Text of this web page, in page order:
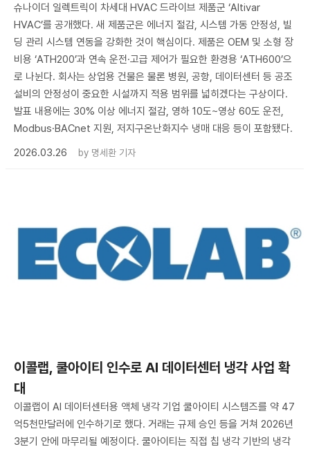
슈나이더 일렉트릭이 차세대 HVAC 드라이브 제품군 ‘Altivar
HVAC’를 공개했다. 새 제품군은 에너지 절감, 시스템 가동 안정성, 빌
딩 관리 시스템 연동을 강화한 것이 핵심이다. 제품은 OEM 및 소형 장
비용 ‘ATH200’과 연속 운전·고급 제어가 필요한 환경용 ‘ATH600’으
로 나뉜다. 회사는 상업용 건물은 물론 병원, 공항, 데이터센터 등 공조
설비의 안정성이 중요한 시설까지 적용 범위를 넓히겠다는 구상이다.
발표 내용에는 30% 이상 에너지 절감, 영하 10도~영상 60도 운전,
Modbus·BACnet 지원, 저지구온난화지수 냉매 대응 등이 포함됐다.
2026.03.26
by 명세환 기자
이콜랩, 쿨아이티 인수로 AI 데이터센터 냉각 사업 확
대
이콜랩이 AI 데이터센터용 액체 냉각 기업 쿨아이티 시스템즈를 약 47
억5천만달러에 인수하기로 했다. 거래는 규제 승인 등을 거쳐 2026년
3분기 안에 마무리될 예정이다. 쿨아이티는 직접 칩 냉각 기반의 냉각